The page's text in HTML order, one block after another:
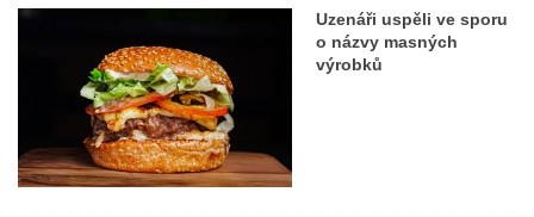
Uzenáři uspěli ve sporu
o názvy masných
výrobků